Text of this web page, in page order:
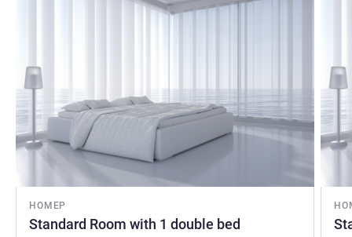
НОМЕР
Standard Room with 1 double bed